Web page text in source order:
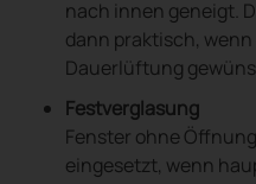
nach innen geneigt.
dann praktisch,
Dauerlüftung
Festverglasung
Fenster ohne
eingesetzt, wenn